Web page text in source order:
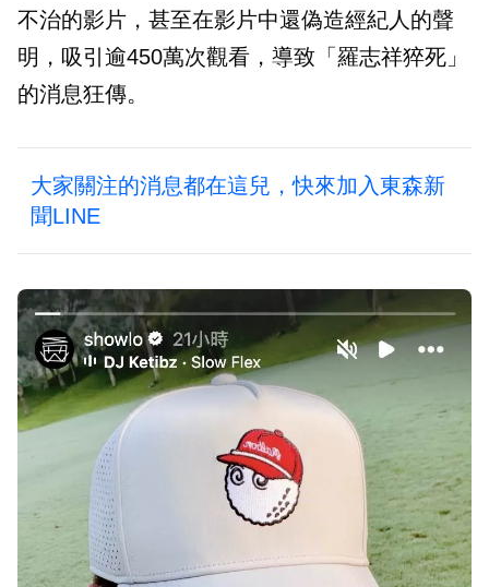
不治的影片，甚至在影片中還偽造經紀人的聲
明，吸引逾450萬次觀看，導致「羅志祥猝死」
的消息狂傳。
大家關注的消息都在這兒，快來加入東森新
聞LINE